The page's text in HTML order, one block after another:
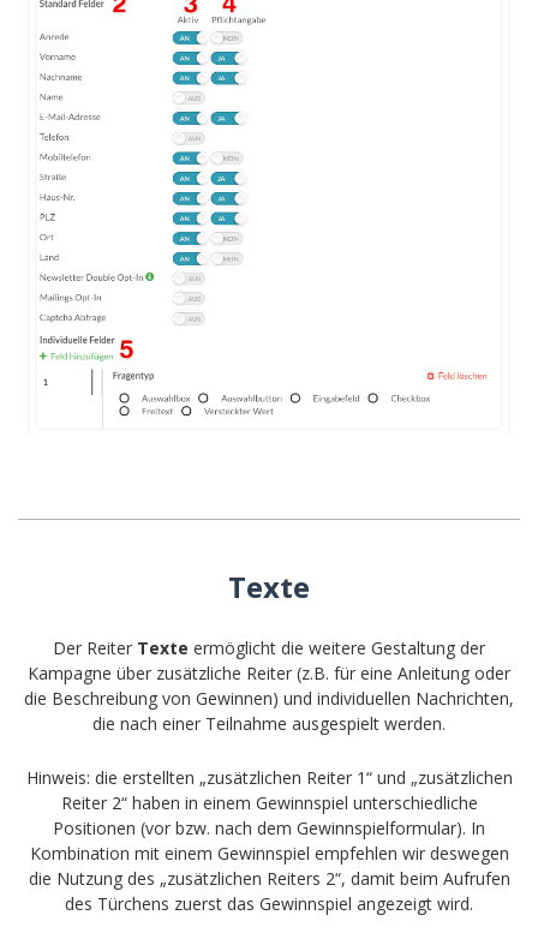
Texte
Der Reiter Texte ermöglicht die weitere Gestaltung der
Kampagne über zusätzliche Reiter (z.B. für eine Anleitung oder
die Beschreibung von Gewinnen) und individuellen Nachrichten,
die nach einer Teilnahme ausgespielt werden.
Hinweis: die erstellten „zusätzlichen Reiter 1“ und „zusätzlichen
Reiter 2“ haben in einem Gewinnspiel unterschiedliche
Positionen (vor bzw. nach dem Gewinnspielformular). In
Kombination mit einem Gewinnspiel empfehlen wir deswegen
die Nutzung des „zusätzlichen Reiters 2“, damit beim Aufrufen
des Türchens zuerst das Gewinnspiel angezeigt wird.